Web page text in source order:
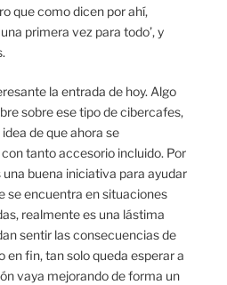
que como dicen por ahí,
primera vez para todo’, y
la entrada de hoy. Algo
sobre ese tipo de cibercafes,
de que ahora se
tanto accesorio incluido. Por
una buena iniciativa para ayudar
se encuentra en situaciones
realmente es una lástima
sentir las consecuencias de
en fin, tan solo queda esperar a
vaya mejorando de forma un